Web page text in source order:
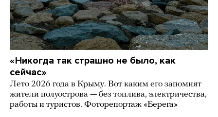
«Никогда так страшно не было, как
сейчас»
Лето 2026 года в Крыму. Вот каким его запомнят
жители полуострова — без топлива, электричества,
работы и туристов. Фоторепортаж «Берега»